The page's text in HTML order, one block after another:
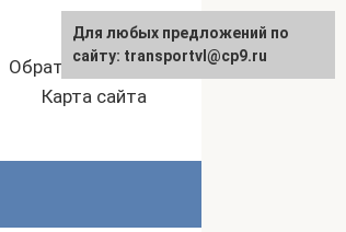
Обратная связь
Карта сайта
Для любых предложений по
сайту: transportvl@cp9.ru